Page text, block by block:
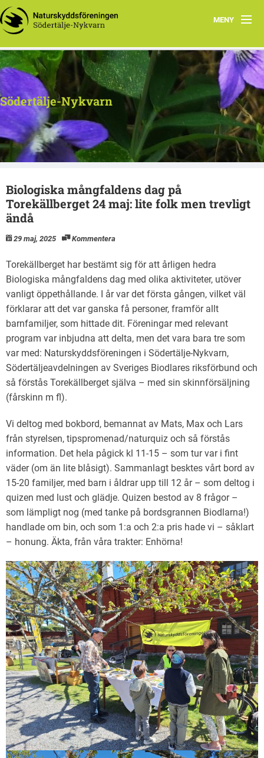
MENY
Hem
Program
Remisser
Nyheter
Om oss
Södertälje-Nykvarn
Biologiska mångfaldens dag på
Torekällberget 24 maj: lite folk men trevligt
ändå
29 maj, 2025 Kommentera
Torekällberget har bestämt sig för att årligen hedra
Biologiska mångfaldens dag med olika aktiviteter, utöver
vanligt öppethållande. I år var det första gången, vilket väl
förklarar att det var ganska få personer, framför allt
barnfamiljer, som hittade dit. Föreningar med relevant
program var inbjudna att delta, men det vara bara tre som
var med: Naturskyddsföreningen i Södertälje-Nykvarn,
Södertäljeavdelningen av Sveriges Biodlares riksförbund och
så förstås Torekällberget själva – med sin skinnförsäljning
(fårskinn m fl).
Vi deltog med bokbord, bemannat av Mats, Max och Lars
från styrelsen, tipspromenad/naturquiz och så förstås
information. Det hela pågick kl 11-15 – som tur var i fint
väder (om än lite blåsigt). Sammanlagt besktes vårt bord av
15-20 familjer, med barn i åldrar upp till 12 år – som deltog i
quizen med lust och glädje. Quizen bestod av 8 frågor –
som lämpligt nog (med tanke på bordsgrannen Biodlarna!)
handlade om bin, och som 1:a och 2:a pris hade vi – såklart
– honung. Äkta, från våra trakter: Enhörna!